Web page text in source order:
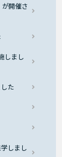
開催さ
しまし
た
しまし